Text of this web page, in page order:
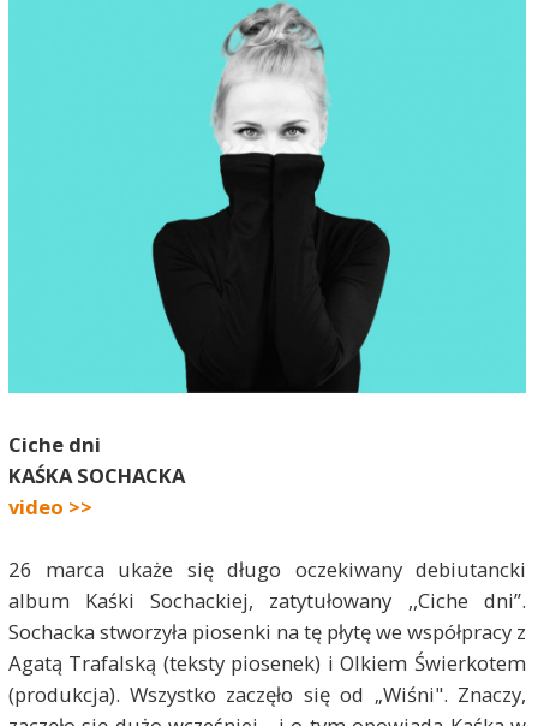
Ciche dni
KAŚKA SOCHACKA
video >>
26 marca ukaże się długo oczekiwany debiutancki
album Kaśki Sochackiej, zatytułowany ,,Ciche dni”.
Sochacka stworzyła piosenki na tę płytę we współpracy z
Agatą Trafalską (teksty piosenek) i Olkiem Świerkotem
(produkcja). Wszystko zaczęło się od „Wiśni". Znaczy,